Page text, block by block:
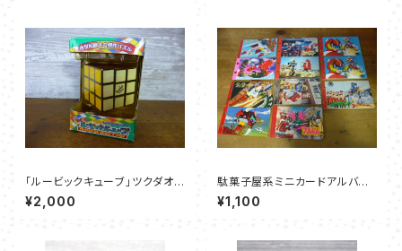
「ルービックキューブ」ツクダオリ
ジナル
¥2,000
駄菓子屋系ミニカードアルバム
全11冊セット
¥1,100